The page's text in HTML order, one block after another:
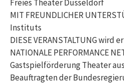
Freies Theater Düsseldorf
MIT FREUNDLICHER
Instituts
DIESE VERANSTALTUNG wird
NATIONALE PERFORMANCE
Gastspielförderung Theater
Beauftragten der